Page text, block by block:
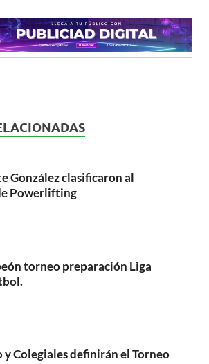
González clasificaron al
Powerlifting
torneo preparación Liga
Colegiales definirán el Torneo